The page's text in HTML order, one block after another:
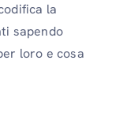
la
sapendo
loro e cosa